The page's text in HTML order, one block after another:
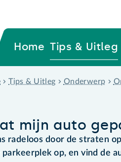
Home Tips & Uitleg
Tips & Uitleg Onderwerp
mijn auto
radeloos door de straten
parkeerplek op, en vind de